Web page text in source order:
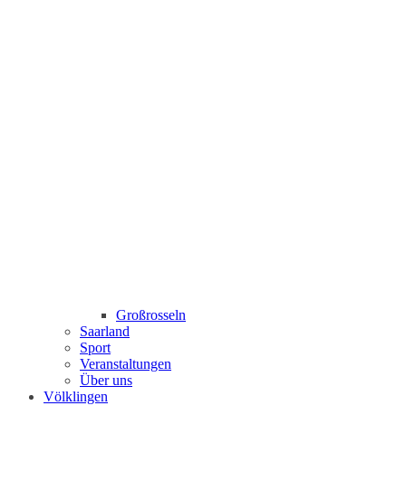
Großrosseln
Saarland
Sport
Veranstaltungen
Über uns
Völklingen